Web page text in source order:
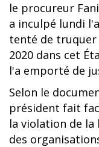
le procureur
a inculpé lundi
tenté de truquer
2020 dans cet
l'a emporté de
Selon le
président fait
la violation de
des